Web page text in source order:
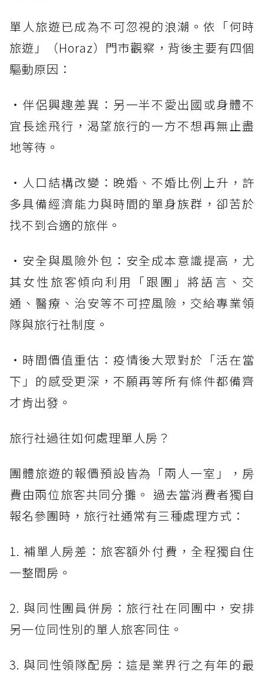
單人旅遊已成為不可忽視的浪潮。依「何時
旅遊」（Horaz）門市觀察，背後主要有四個
驅動原因：
・伴侶興趣差異：另一半不愛出國或身體不
宜長途飛行，渴望旅行的一方不想再無止盡
地等待。
・人口結構改變：晚婚、不婚比例上升，許
多具備經濟能力與時間的單身族群，卻苦於
找不到合適的旅伴。
・安全與風險外包：安全成本意識提高，尤
其女性旅客傾向利用「跟團」將語言、交
通、醫療、治安等不可控風險，交給專業領
隊與旅行社制度。
・時間價值重估：疫情後大眾對於「活在當
下」的感受更深，不願再等所有條件都備齊
才肯出發。
旅行社過往如何處理單人房？
團體旅遊的報價預設皆為「兩人一室」，房
費由兩位旅客共同分攤。 過去當消費者獨自
報名參團時，旅行社通常有三種處理方式：
1. 補單人房差：旅客額外付費，全程獨自住
一整間房。
2. 與同性團員併房：旅行社在同團中，安排
另一位同性別的單人旅客同住。
3. 與同性領隊配房：這是業界行之有年的最